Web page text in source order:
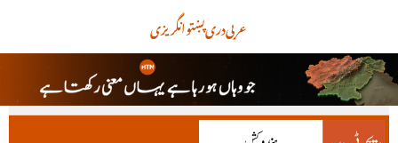
انگریزیپښتودریعربی